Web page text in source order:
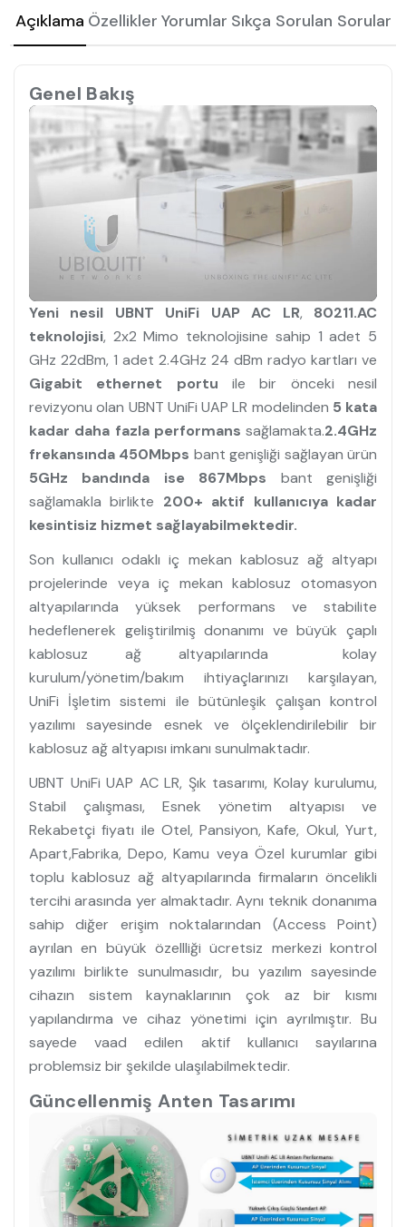
Açıklama Özellikler Yorumlar Sıkça Sorulan Sorular
Genel Bakış
Yeni nesil UBNT UniFi UAP AC LR, 80211.AC
teknolojisi, 2x2 Mimo teknolojisine sahip 1 adet 5
GHz 22dBm, 1 adet 2.4GHz 24 dBm radyo kartları ve
Gigabit ethernet portu ile bir önceki nesil
revizyonu olan UBNT UniFi UAP LR modelinden 5 kata
kadar daha fazla performans sağlamakta.2.4GHz
frekansında 450Mbps bant genişliği sağlayan ürün
5GHz bandında ise 867Mbps bant genişliği
sağlamakla birlikte 200+ aktif kullanıcıya kadar
kesintisiz hizmet sağlayabilmektedir.
Son kullanıcı odaklı iç mekan kablosuz ağ altyapı
projelerinde veya iç mekan kablosuz otomasyon
altyapılarında yüksek performans ve stabilite
hedeflenerek geliştirilmiş donanımı ve büyük çaplı
kablosuz ağ altyapılarında kolay
kurulum/yönetim/bakım ihtiyaçlarınızı karşılayan,
UniFi İşletim sistemi ile bütünleşik çalışan kontrol
yazılımı sayesinde esnek ve ölçeklendirilebilir bir
kablosuz ağ altyapısı imkanı sunulmaktadır.
UBNT UniFi UAP AC LR, Şık tasarımı, Kolay kurulumu,
Stabil çalışması, Esnek yönetim altyapısı ve
Rekabetçi fiyatı ile Otel, Pansiyon, Kafe, Okul, Yurt,
Apart,Fabrika, Depo, Kamu veya Özel kurumlar gibi
toplu kablosuz ağ altyapılarında firmaların öncelikli
tercihi arasında yer almaktadır. Aynı teknik donanıma
sahip diğer erişim noktalarından (Access Point)
ayrılan en büyük özellliği ücretsiz merkezi kontrol
yazılımı birlikte sunulmasıdır, bu yazılım sayesinde
cihazın sistem kaynaklarının çok az bir kısmı
yapılandırma ve cihaz yönetimi için ayrılmıştır. Bu
sayede vaad edilen aktif kullanıcı sayılarına
problemsiz bir şekilde ulaşılabilmektedir.
Güncellenmiş Anten Tasarımı